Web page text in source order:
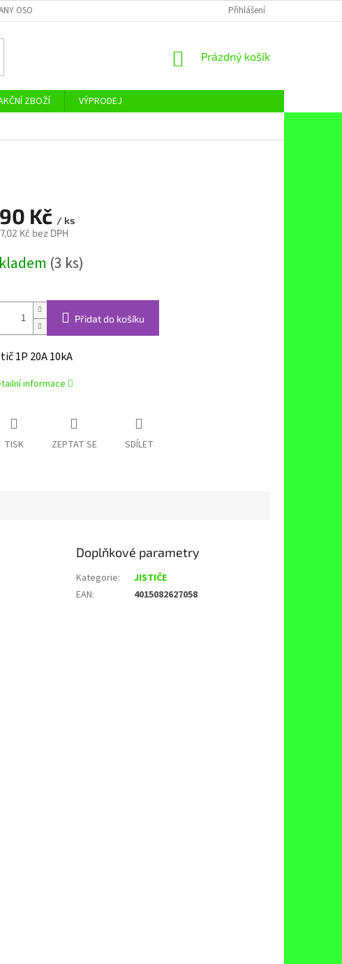
OSOBNÍCH ÚDAJŮ Přihlášení
NÁKUPNÍ
Prázdný košík
ZBOŽÍ
VÝPRODEJ
Kč / ks
Kč bez DPH
(3 ks)
Přidat do košíku
1P 20A 10kA
informace
TISK ZEPTAT SE SDÍLET
Doplňkové parametry
Kategorie:
JISTIČE
EAN: 4015082627058